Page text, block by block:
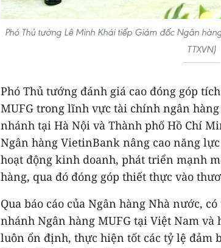
Phó Thủ tướng Lê Minh Khái tiếp Giám đốc Ngân
TTXVN)
Phó Thủ tướng đánh giá cao đóng góp
MUFG trong lĩnh vực tài chính ngân
nhánh tại Hà Nội và Thành phố Hồ Chí
Ngân hàng VietinBank nâng cao năng
hoạt động kinh doanh, phát triển mạnh
hàng, qua đó đóng góp thiết thực vào
Qua báo cáo của Ngân hàng Nhà nước,
nhánh Ngân hàng MUFG tại Việt Nam
luôn ổn định, thực hiện tốt các tỷ lệ đảm